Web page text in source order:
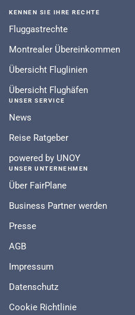
KENNEN SIE IHRE RECHTE
Fluggastrechte
Montrealer Übereinkommen
Übersicht Fluglinien
Übersicht Flughäfen
UNSER SERVICE
News
Reise Ratgeber
powered by UNOY
UNSER UNTERNEHMEN
Über FairPlane
Business Partner werden
Presse
AGB
Impressum
Datenschutz
Cookie Richtlinie